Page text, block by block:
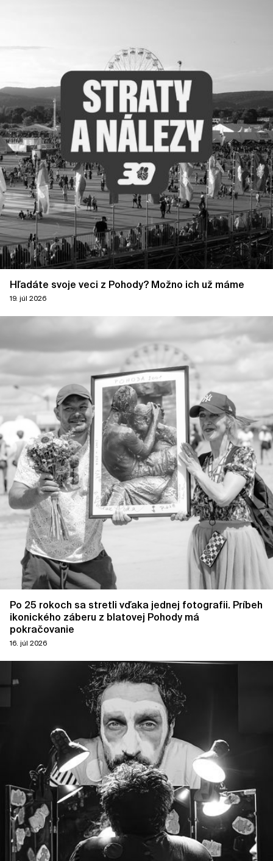
Hľadáte svoje veci z Pohody? Možno ich už máme
19. júl 2026
Po 25 rokoch sa stretli vďaka jednej fotografii. Príbeh
ikonického záberu z blatovej Pohody má
pokračovanie
16. júl 2026